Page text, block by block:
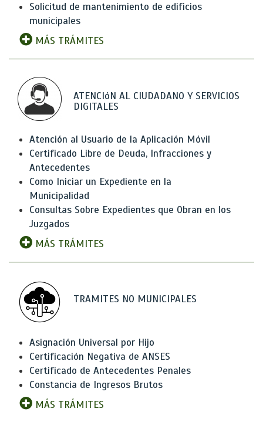
Solicitud de mantenimiento de edificios
municipales
MÁS TRÁMITES
ATENCIóN AL CIUDADANO Y SERVICIOS
DIGITALES
Atención al Usuario de la Aplicación Móvil
Certificado Libre de Deuda, Infracciones y
Antecedentes
Como Iniciar un Expediente en la
Municipalidad
Consultas Sobre Expedientes que Obran en los
Juzgados
MÁS TRÁMITES
TRAMITES NO MUNICIPALES
Asignación Universal por Hijo
Certificación Negativa de ANSES
Certificado de Antecedentes Penales
Constancia de Ingresos Brutos
MÁS TRÁMITES